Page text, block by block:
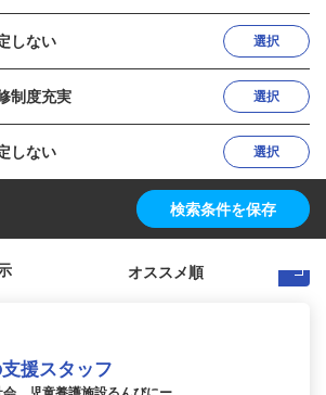
しない 選択
制度充実 選択
しない 選択
検索条件を保存
援スタッフ